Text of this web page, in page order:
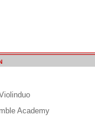
Academy